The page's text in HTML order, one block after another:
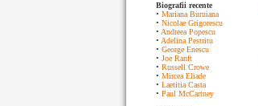
Biografii recente
• Mariana Buruiana
• Nicolae Grigorescu
• Andreea Popescu
• Adelina Pestritu
• George Enescu
• Joe Ranft
• Russell Crowe
• Mircea Eliade
• Laetitia Casta
• Paul McCartney